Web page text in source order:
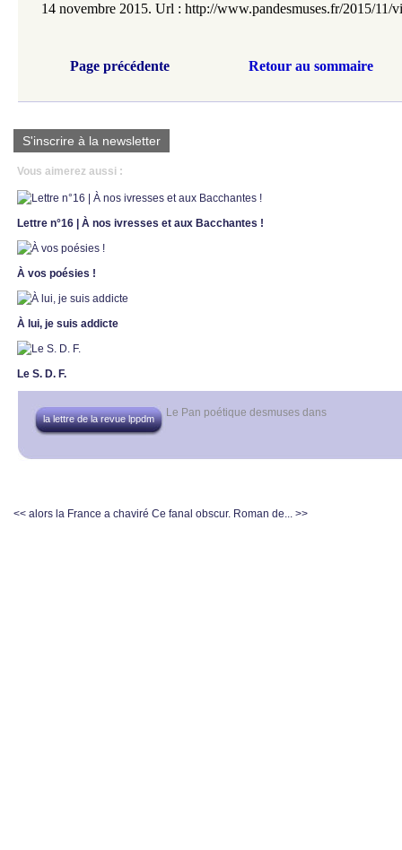
14 novembre 2015. Url : http://www.pandesmuses.fr/2015/11/
Page précédente Retour au sommaire
S'inscrire à la newsletter
Vous aimerez aussi :
Lettre n°16 | À nos ivresses et aux Bacchantes !
À vos poésies !
À lui, je suis addicte
Le S. D. F.
Le Pan poétique desmuses dans
la lettre de la revue lppdm
<< alors la France a chaviré Ce fanal obscur. Roman de... >>